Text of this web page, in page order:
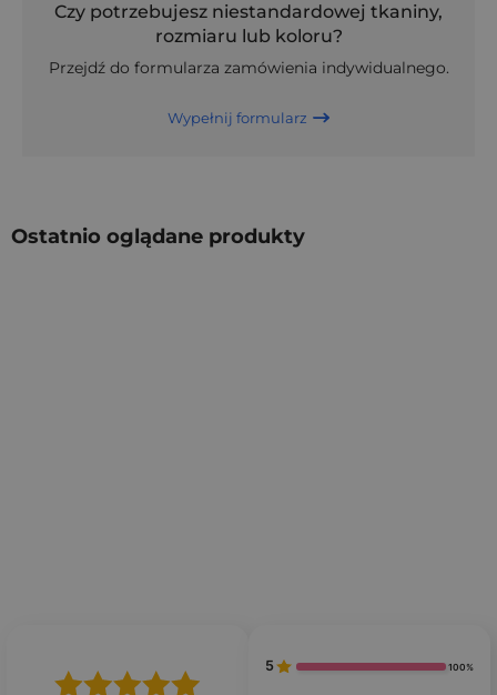
Czy potrzebujesz niestandardowej tkaniny,
rozmiaru lub koloru?
Przejdź do formularza zamówienia indywidualnego.
Wypełnij formularz
Ostatnio oglądane produkty
5 100%